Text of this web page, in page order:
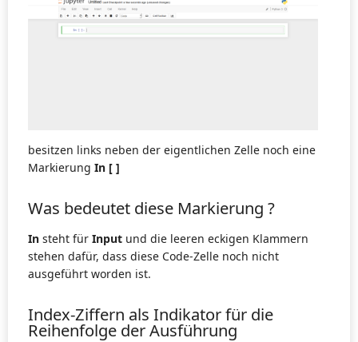
besitzen links neben der eigentlichen Zelle noch eine
Markierung In [ ]
Was bedeutet diese Markierung ?
In steht für Input und die leeren eckigen Klammern
stehen dafür, dass diese Code-Zelle noch nicht
ausgeführt worden ist.
Index-Ziffern als Indikator für die
Reihenfolge der Ausführung